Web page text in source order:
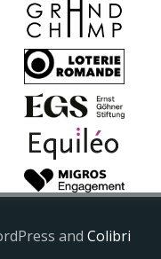
and Colibri